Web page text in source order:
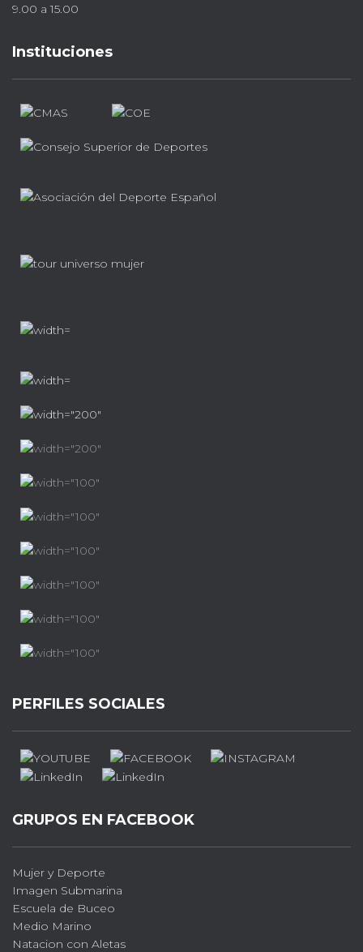
9.00 a 15.00
Instituciones
PERFILES SOCIALES
GRUPOS EN FACEBOOK
Mujer y Deporte
Imagen Submarina
Escuela de Buceo
Medio Marino
Natacion con Aletas